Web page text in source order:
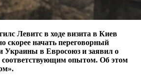
Левитс в ходе визита в Киев
скорее начать переговорный
Украины в Евросоюз и заявил о
соответствующим опытом. Об этом